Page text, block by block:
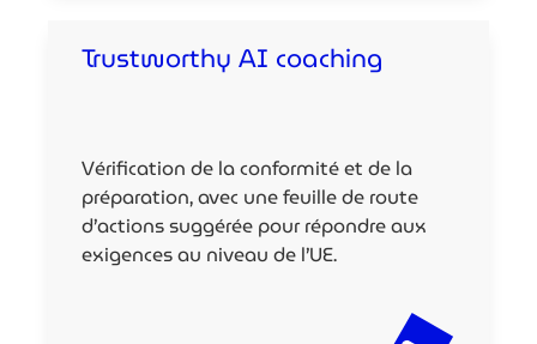
Trustworthy AI coaching
Vérification de la conformité et de la
préparation, avec une feuille de route
d’actions suggérée pour répondre aux
exigences au niveau de l’UE.